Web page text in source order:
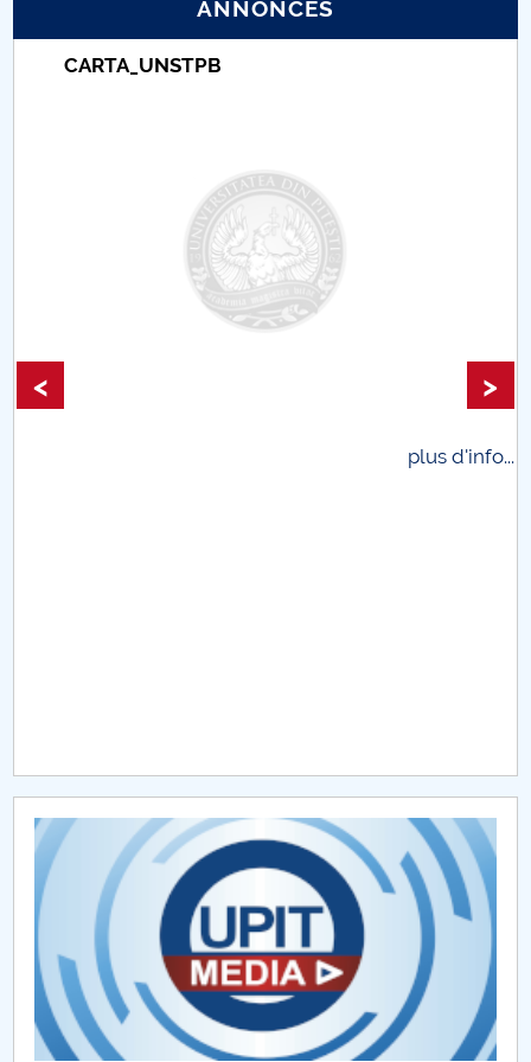
PNRR
Protection des données personnelles
Université pour la communauté
Comisie de etica unversitară
Chestionar angajabilitate ALUMNI – UPB
CAR2026
MENIU CANTINA
O NOUĂ REALITATE: De ce panica este cel mai rău
lucru care se poate întâmpla?
ANNONCES
< >